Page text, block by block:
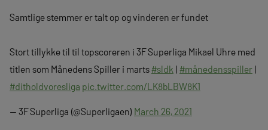
Samtlige stemmer er talt op og vinderen er fundet
Stort tillykke til til topscoreren i 3F Superliga Mikael Uhre med
titlen som Månedens Spiller i marts#sldk | #månedensspiller |
#ditholdvoresliga pic.twitter.com/LK8bLBW8K1
— 3F Superliga (@Superligaen) March 26, 2021